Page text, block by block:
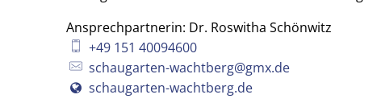
Ansprechpartnerin: Dr. Roswitha Schönwitz
+49 151 40094600
schaugarten-wachtberg@gmx.de
schaugarten-wachtberg.de